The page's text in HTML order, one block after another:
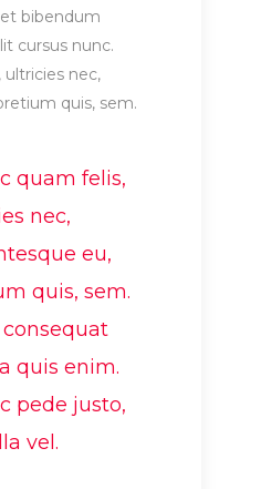
bibendum
cursus nunc.
ultricies nec,
quis, sem.
quam felis,
nec,
eu,
quis, sem.
quis enim.
pede justo,
vel.